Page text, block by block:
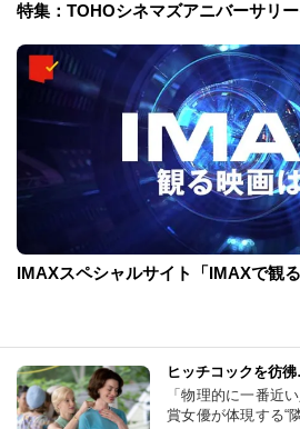
特集：TOHOシネマズアニバーサリ
IMAXスペシャルサイト「IMAXで観
ヒッチコックを彷
「物理的に一番近
賞女優が体現する“